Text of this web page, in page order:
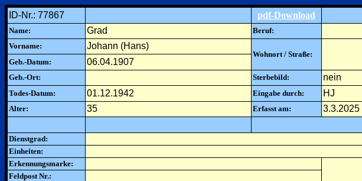
ID-Nr.: 77867 pdf-Download
Name: Grad
Beruf:
Vorname:
Johann (Hans)
Wohnort / Straße:
Geb.-Datum:
06.04.1907
Geb.-Ort: Sterbebild: nein
Todes-Datum: 01.12.1942 Eingabe durch: HJ
Alter: 35 Erfasst am: 3.3.2025
Dienstgrad:
Einheiten:
Erkennungsmarke:
Feldpost Nr.: